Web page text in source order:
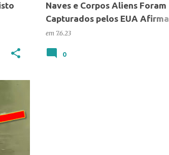
Naves e Corpos Aliens Foram
Capturados pelos EUA Afirma
Oficial Militar
em 7.6.23
0